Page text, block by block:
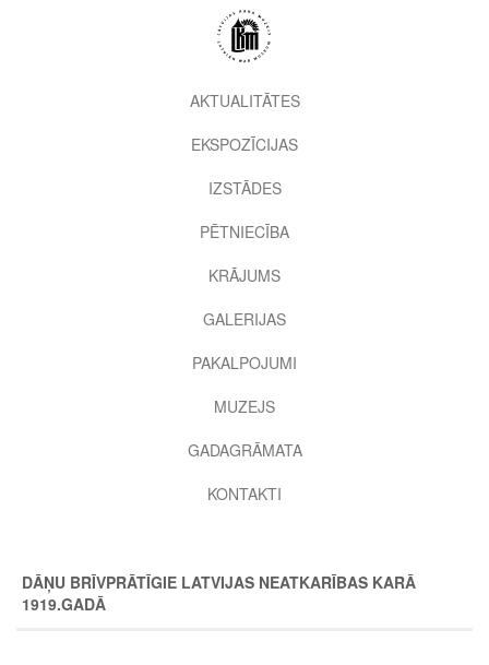
2nd
level
AKTUALITĀTES
EKSPOZĪCIJAS
IZSTĀDES
PĒTNIECĪBA
KRĀJUMS
GALERIJAS
PAKALPOJUMI
MUZEJS
GADAGRĀMATA
KONTAKTI
DĀŅU BRĪVPRĀTĪGIE LATVIJAS NEATKARĪBAS KARĀ
1919.GADĀ